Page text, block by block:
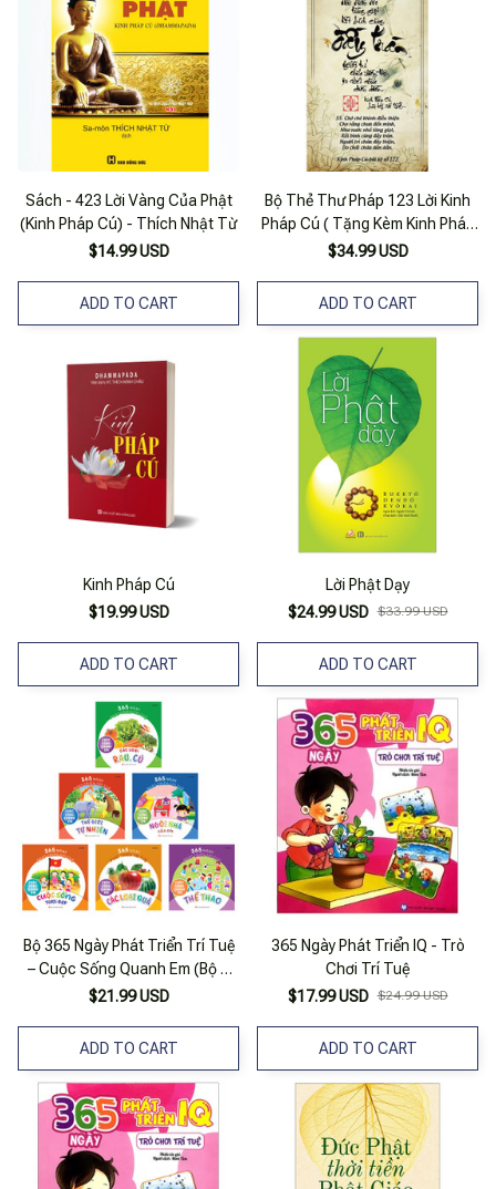
Sách - 423 Lời Vàng Của Phật
(Kinh Pháp Cú) - Thích Nhật Từ
$14.99 USD
ADD TO CART
Bộ Thẻ Thư Pháp 123 Lời Kinh
Pháp Cú ( Tặng Kèm Kinh Pháp
Cú Bìa Cứng Bỏ Túi )
$34.99 USD
ADD TO CART
Kinh Pháp Cú
$19.99 USD
ADD TO CART
Lời Phật Dạy
$24.99 USD $33.99 USD
ADD TO CART
Bộ 365 Ngày Phát Triển Trí Tuệ
– Cuộc Sống Quanh Em (Bộ 6
Cuốn)
$21.99 USD
ADD TO CART
365 Ngày Phát Triển IQ - Trò
Chơi Trí Tuệ
$17.99 USD $24.99 USD
ADD TO CART